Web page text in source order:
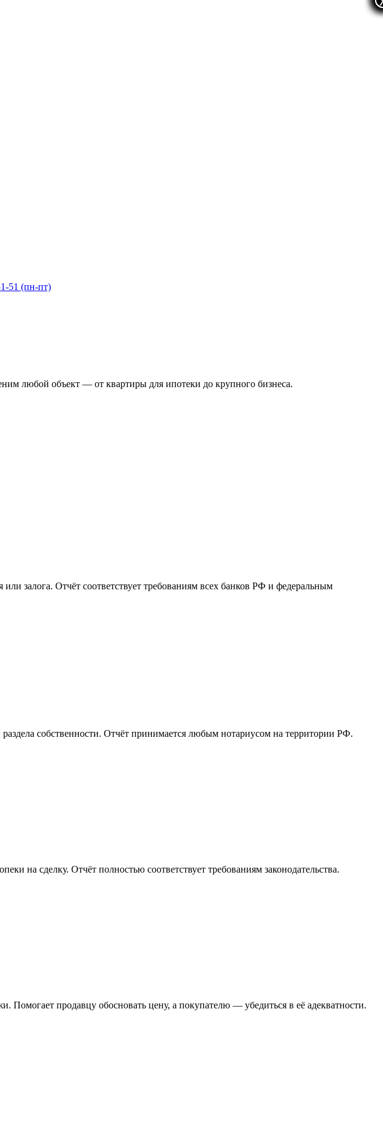
51 (пн-пт)
любой объект — от квартиры для ипотеки до крупного бизнеса.
залога. Отчёт соответствует требованиям всех банков РФ и федеральным
собственности. Отчёт принимается любым нотариусом на территории РФ.
на сделку. Отчёт полностью соответствует требованиям законодательства.
продавцу обосновать цену, а покупателю — убедиться в её адекватности.